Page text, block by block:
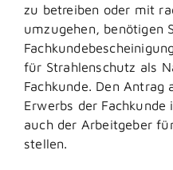
zu betreiben oder mit
umzugehen, benötigen
für Strahlenschutz als
Fachkunde. Den Antrag
Erwerbs der
auch der Arbeitgeber
stellen.